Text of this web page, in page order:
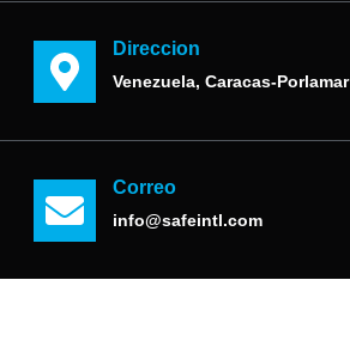
Direccion
Venezuela, Caracas-Porlamar
Correo
info@safeintl.com